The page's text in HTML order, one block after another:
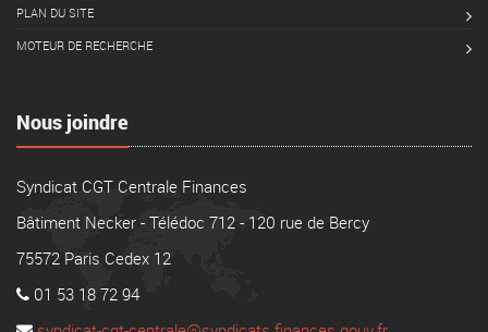
PLAN DU SITE
MOTEUR DE RECHERCHE
Nous joindre
Syndicat CGT Centrale Finances
Bâtiment Necker - Télédoc 712 - 120 rue de Bercy
75572 Paris Cedex 12
01 53 18 72 94